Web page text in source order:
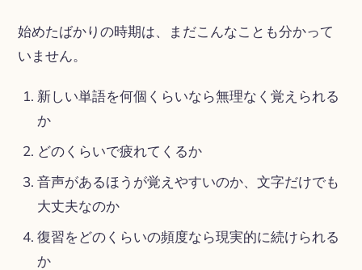
始めたばかりの時期は、まだこんなことも分かって
いません。
新しい単語を何個くらいなら無理なく覚えられる
か
どのくらいで疲れてくるか
音声があるほうが覚えやすいのか、文字だけでも
大丈夫なのか
復習をどのくらいの頻度なら現実的に続けられる
か